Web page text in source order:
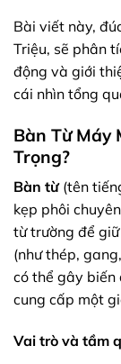
Bài viết này,
Triệu, sẽ phân
động và giới
cái nhìn tổng
Bàn Từ Máy
Trọng?
Bàn từ(tên
kẹp phôi
từ trường để
(như thép,
có thể gây
cung cấp một
Vai trò và tầm